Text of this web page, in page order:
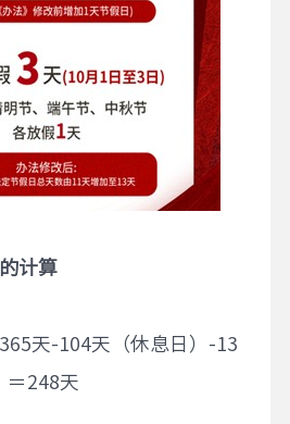
计算
天-104天（休息日）-13
＝248天